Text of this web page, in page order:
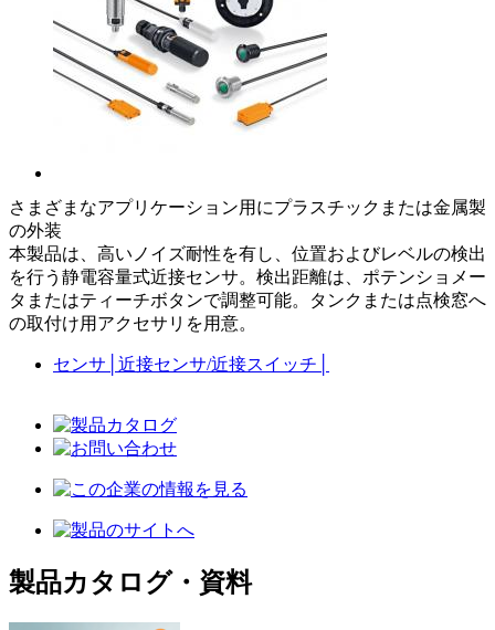
さまざまなアプリケーション用にプラスチックまたは金属製
の外装
本製品は、高いノイズ耐性を有し、位置およびレベルの検出
を行う静電容量式近接センサ。検出距離は、ポテンショメー
タまたはティーチボタンで調整可能。タンクまたは点検窓へ
の取付け用アクセサリを用意。
センサ 近接センサ/近接スイッチ
製品カタログ・資料